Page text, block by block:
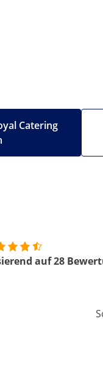
Catering
auf 28